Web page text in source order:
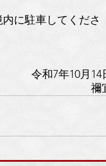
に駐車してくださ
令和7年10月14
禰